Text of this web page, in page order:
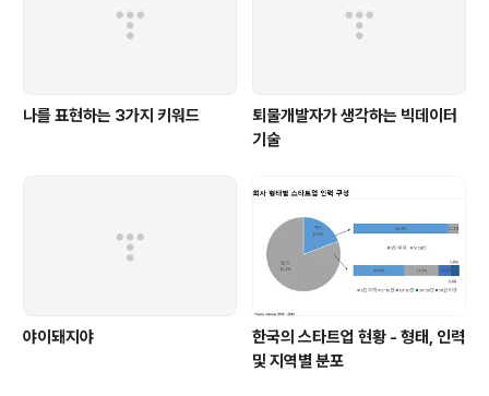
나를 표현하는 3가지 키워드
퇴물개발자가 생각하는 빅데이터
기술
야이돼지야
한국의 스타트업 현황 - 형태, 인력
및 지역별 분포